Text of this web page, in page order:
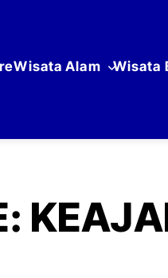
Wisata Alam Wisata